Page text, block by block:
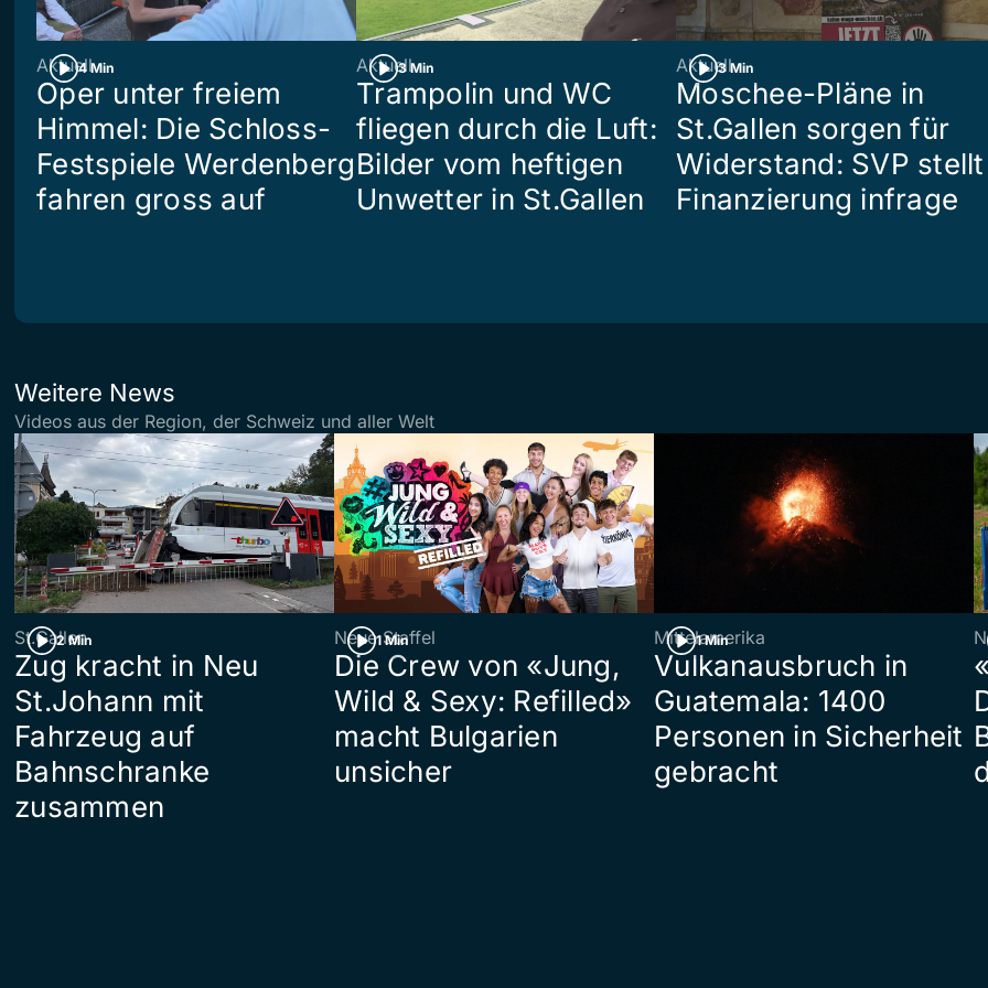
4 Min
Aktuell
Oper unter freiem
Himmel: Die Schloss-
Festspiele Werdenberg
fahren gross auf
3 Min
Aktuell
Trampolin und WC
fliegen durch die Luft:
Bilder vom heftigen
Unwetter in St.Gallen
3 Min
Aktuell
Moschee-Pläne in
St.Gallen sorgen für
Widerstand: SVP stellt
Finanzierung infrage
Weitere News
Videos aus der Region, der Schweiz und aller Welt
2 Min
St.Gallen
Zug kracht in Neu
St.Johann mit
Fahrzeug auf
Bahnschranke
zusammen
1 Min
Neue Staffel
Die Crew von «Jung,
Wild & Sexy: Refilled»
macht Bulgarien
unsicher
1 Min
Mittelamerika
Vulkanausbruch in
Guatemala: 1400
Personen in Sicherheit
gebracht